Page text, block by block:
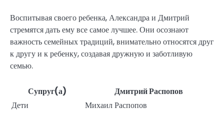
Воспитывая своего ребенка, Александра и Дмитрий
стремятся дать ему все самое лучшее. Они осознают
важность семейных традиций, внимательно относятся друг
к другу и к ребенку, создавая дружную и заботливую
семью.
Супруг(а)
Дмитрий Распопов
Дети
Михаил Распопов